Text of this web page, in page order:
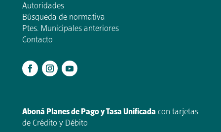
Autoridades
Búsqueda de normativa
Ptes. Municipales anteriores
Contacto
Aboná Planes de Pago y Tasa Unificada con tarjetas
de Crédito y Débito